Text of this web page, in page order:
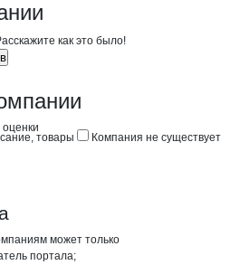
как это было!
связи о неточностях
товары Компания не существует
может только
портала;